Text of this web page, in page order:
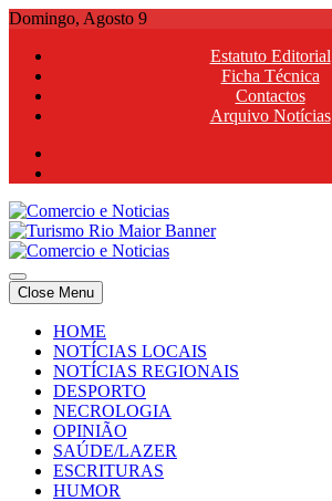
Skip
content
Domingo, Agosto 9
Estatuto Editorial
Ficha Técnica
Contactos
Arquivo Notícias
Comercio e Noticias
Notícias e Publicidade Online
Comercio e Noticias
Notícias e Publicidade Online
Close Menu
HOME
NOTÍCIAS LOCAIS
NOTÍCIAS REGIONAIS
DESPORTO
NECROLOGIA
OPINIÃO
SAÚDE/LAZER
ESCRITURAS
HUMOR